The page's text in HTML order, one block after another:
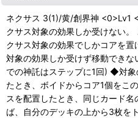
ネクサス 3(1)/黄/創界神 <0>Lv1
クサス対象の効果しか受けない
クサス対象の効果でしかコアを
対象の効果しか受けず移動でき
での神託はステップに1回) ◆対
たとき、ボイドからコア1個をこ
スを配置したとき、同じカード
ば、自分のデッキの上から3枚を